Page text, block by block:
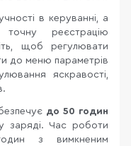
в керуванні, а
точну реєстрацію
щоб регулювати
до меню параметрів
яскравості,
до 50 годин
заряді. Час роботи
з вимкненим